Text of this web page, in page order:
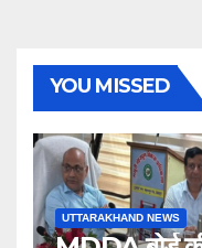
YOU MISSED
UTTARAKHAND NEWS